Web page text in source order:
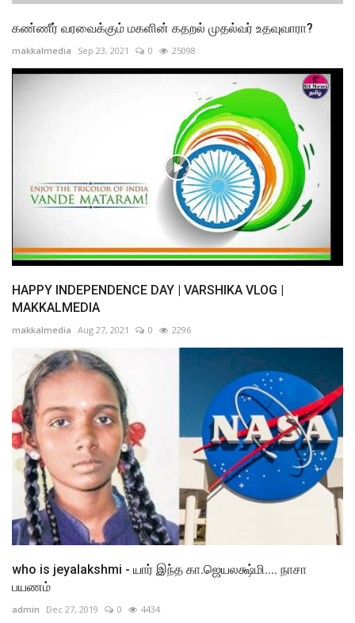
கண்ணீர் வரவைக்கும் மகளின் கதறல் முதல்வர் உதவுவாரா?
makkalmedia Sep 23, 2021 0 25098
HAPPY INDEPENDENCE DAY | VARSHIKA VLOG |
MAKKALMEDIA
makkalmedia Aug 27, 2021 0 2296
who is jeyalakshmi - யார் இந்த கா.ஜெயலக்ஷ்மி.... நாசா
பயணம்
admin Dec 27, 2019 0 4434